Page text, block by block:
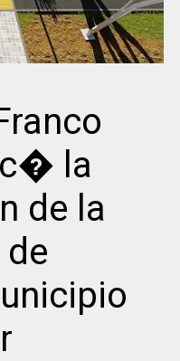
la
de la